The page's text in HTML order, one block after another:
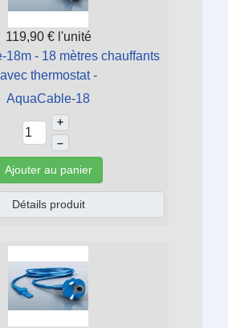
119,90 € l'unité
18m - 18 mètres chauffants
avec thermostat -
AquaCable-18
+
–
Ajouter au panier
Détails produit